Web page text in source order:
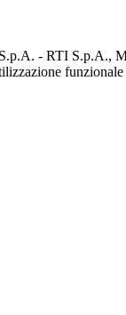
- RTI S.p.A.,